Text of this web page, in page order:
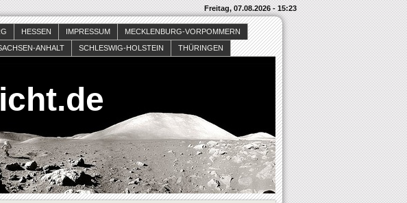
Freitag, 07.08.2026 - 15:23
HESSEN IMPRESSUM
MECKLENBURG-VORPOMMERN
ANHALT SCHLESWIG-HOLSTEIN THÜRINGEN